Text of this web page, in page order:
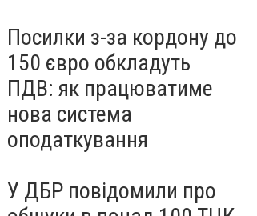
Посилки з-за кордону до
150 євро обкладуть
ПДВ: як працюватиме
нова система
оподаткування
У ДБР повідомили про